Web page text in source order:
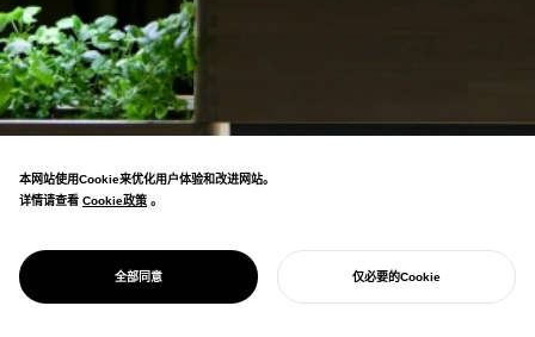
PROJECT
LECO
木工技术，提出实现与自然共生的新型家具形
本网站使用Cookie来优化用户体验和改进网站。
详情请查看 Cookie政策
Cookie政策 。
全部同意 仅必要的Cookie